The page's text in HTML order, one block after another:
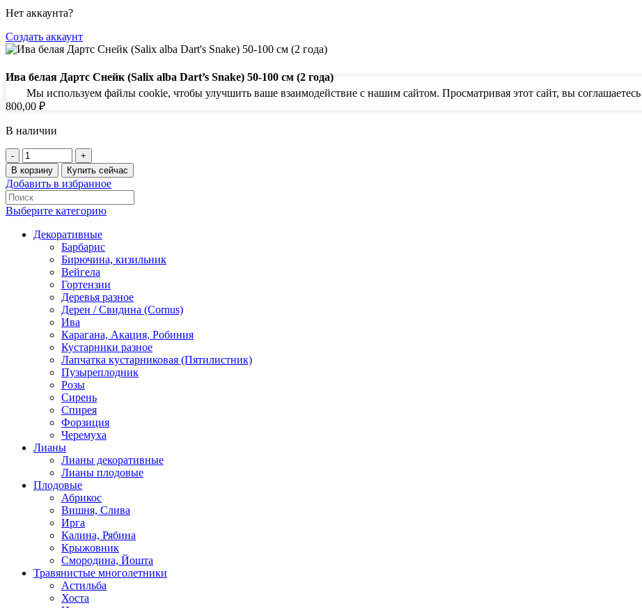
Нет аккаунта?
Создать аккаунт
Мы используем файлы cookie, чтобы улучшить ваше взаимодействие с нашим сайтом. Просматривая этот сайт, вы
Ива белая Дартс Снейк (Salix alba Dart’s Snake) 50-100 см (2 года)
800,00 ₽
В наличии
Количество
товара
Ива
белая
Дартс
Снейк
(Salix
alba
Snake)
В корзину Купить сейчас
Добавить в избранное
Выберите категорию
Декоративные
Барбарис
Бирючина, кизильник
Вейгела
Гортензии
Деревья разное
Дерен / Свидина (Cornus)
Ива
Карагана, Акация, Робиния
Кустарники разное
Лапчатка кустарниковая (Пятилистник)
Пузыреплодник
Розы
Сирень
Спирея
Форзиция
Черемуха
Лианы
Лианы декоративные
Лианы плодовые
Плодовые
Абрикос
Вишня, Слива
Ирга
Калина, Рябина
Крыжовник
Смородина, Йошта
Травянистые многолетники
Астильба
Хоста